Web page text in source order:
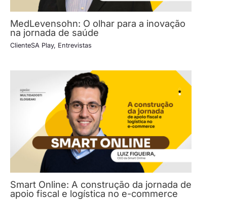
MedLevensohn: O olhar para a inovação
na jornada de saúde
ClienteSA Play, Entrevistas
Smart Online: A construção da jornada de
apoio fiscal e logística no e-commerce